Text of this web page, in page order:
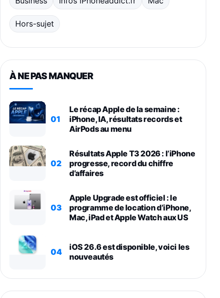
Hors-sujet
À NE PAS MANQUER
01
Le récap Apple de la semaine :
iPhone, IA, résultats records et
AirPods au menu
02
Résultats Apple T3 2026 : l’iPhone
progresse, record du chiffre
d’affaires
03
Apple Upgrade est officiel : le
programme de location d’iPhone,
Mac, iPad et Apple Watch aux US
04
iOS 26.6 est disponible, voici les
nouveautés